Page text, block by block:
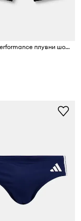
adidas Performance плувни шорти мъжки Three Stripes